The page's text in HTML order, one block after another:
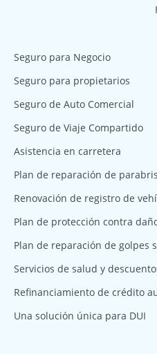
Seguro para Negocio
Seguro para propietarios
Seguro de Auto Comercial
Seguro de Viaje Compartido
Asistencia en carretera
Plan de reparación de
Renovación de registro de
Plan de protección contra
Plan de reparación de golpes
Servicios de salud y
Refinanciamiento de crédito
Una solución única para DUI